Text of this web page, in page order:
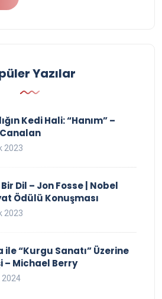
Yazılar
Kedi Hali: “Hanım” –
2023
Dil – Jon Fosse | Nobel
Ödülü Konuşması
2023
ile “Kurgu Sanatı” Üzerine
– Michael Berry
2024